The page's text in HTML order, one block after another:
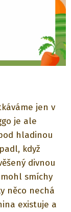
jen v
je ale
hladinou
když
divnou
smíchy
něco nechá
existuje a